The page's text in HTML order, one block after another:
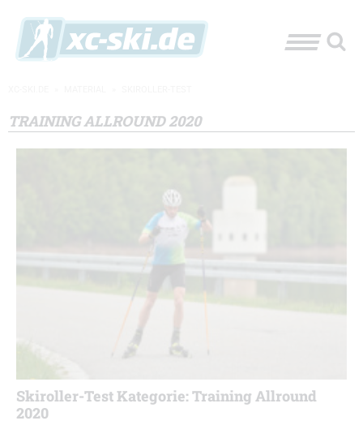
TRAINING ALLROUND 2020
Skiroller-Test Kategorie: Training Allround
2020